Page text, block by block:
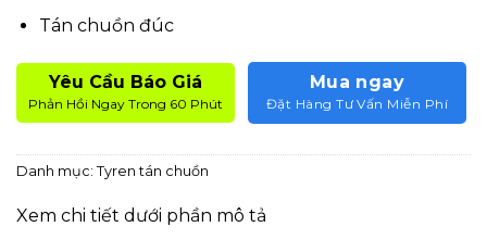
Tán chuồn đúc
Yêu Cầu Báo Giá
Phản Hồi Ngay Trong 60 Phút
Mua ngay
Đặt Hàng Tư Vấn Miễn Phí
Danh mục: Tyren tán chuồn
Xem chi tiết dưới phần mô tả